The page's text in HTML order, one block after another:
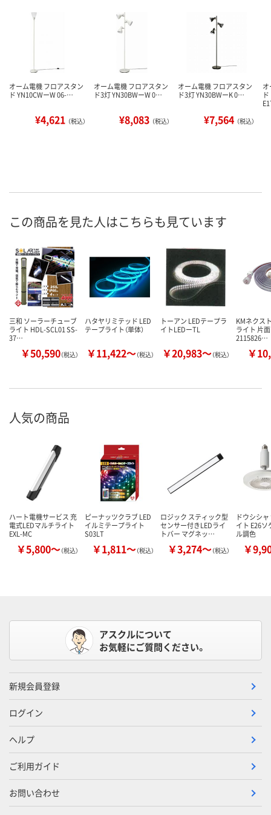
オーム電機 フロアスタン
ド YN10CWーW 06-…
¥4,621 （税込）
オーム電機 フロアスタン
ド3灯 YN30BWーW 0…
¥8,083 （税込）
オーム電機 フロアスタン
ド3灯 YN30BWーK 0…
¥7,564 （税込）
この商品を見た人はこちらも見ています
三和 ソーラーチューブ
ライト HDL-SCL01 SS-
37…
￥50,590（税込）
ハタヤリミテッド LED
テープライト（単体）
￥11,422～（税込）
トーアン LEDテープラ
イトLEDーTL
￥20,983～（税込）
KMネクス
ライト 片
2115826…
￥
人気の商品
ハート電機サービス 充
電式LEDマルチライト
EXL-MC
￥5,800～（税込）
ピーナッツクラブ LED
イルミテープライト
S03LT
￥1,811～（税込）
ロジック スティック型
センサー付きLEDライ
トバー マグネッ…
￥3,274～（税込）
ドウシシ
イト E26
ル調色
￥
アスクルについて
お気軽にご質問ください。
新規会員登録
ログイン
ヘルプ
ご利用ガイド
お問い合わせ